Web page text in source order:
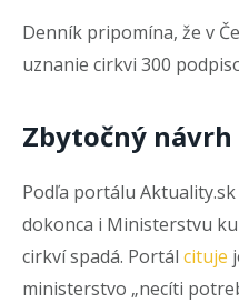
Denník pripomína, že v
uznanie cirkvi 300
Zbytočný návrh
Podľa portálu
dokonca i Ministerstvu
cirkví spadá. Portál cituje
ministerstvo „necíti